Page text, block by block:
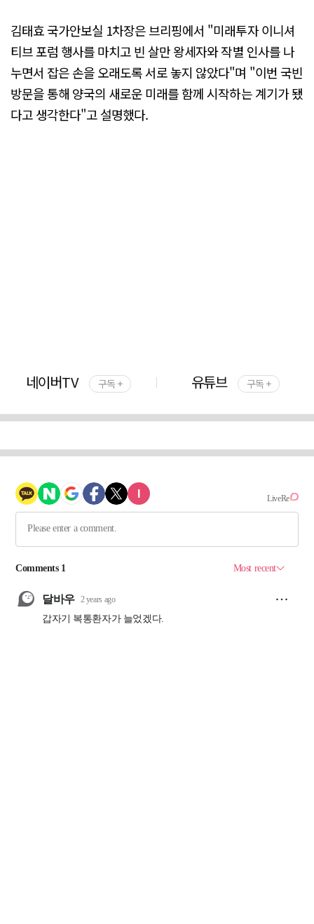
김태효 국가안보실 1차장은 브리핑에서 "미래투자 이니셔
티브 포럼 행사를 마치고 빈 살만 왕세자와 작별 인사를 나
누면서 잡은 손을 오래도록 서로 놓지 않았다"며 "이번 국빈
방문을 통해 양국의 새로운 미래를 함께 시작하는 계기가 됐
다고 생각한다"고 설명했다.
네이버TV 구독 + 유튜브 구독 +